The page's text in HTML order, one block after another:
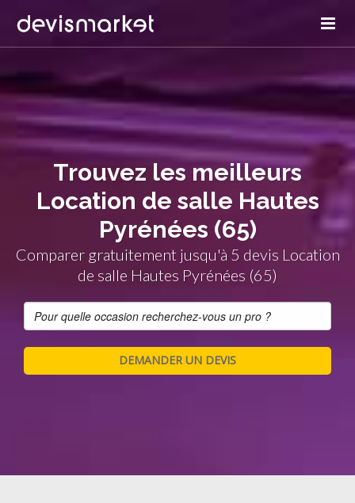
Trouvez les meilleurs
Location de salle Hautes
Pyrénées (65)
Comparer gratuitement jusqu'à 5 devis Location
de salle Hautes Pyrénées (65)